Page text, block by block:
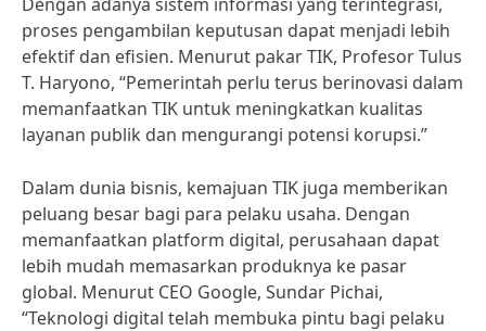
proses pengambilan keputusan dapat menjadi lebih
efektif dan efisien. Menurut pakar TIK, Profesor Tulus
T. Haryono, “Pemerintah perlu terus berinovasi dalam
memanfaatkan TIK untuk meningkatkan kualitas
layanan publik dan mengurangi potensi korupsi.”
Dalam dunia bisnis, kemajuan TIK juga memberikan
peluang besar bagi para pelaku usaha. Dengan
memanfaatkan platform digital, perusahaan dapat
lebih mudah memasarkan produknya ke pasar
global. Menurut CEO Google, Sundar Pichai,
“Teknologi digital telah membuka pintu bagi pelaku